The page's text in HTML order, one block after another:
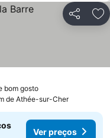
Partilhar
bom gostoVer preços
de Athée-sur-Cher
Ver preços